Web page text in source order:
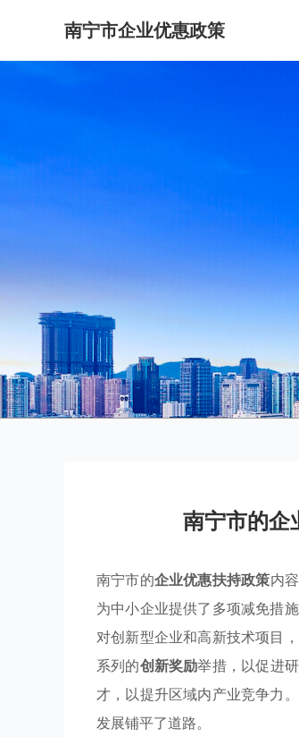
南宁市企业优惠政策
南宁市的企
南宁市的企业优惠扶持政策内
为中小企业提供了多项减免措
对创新型企业和高新技术项目
系列的创新奖励举措，以促进
才，以提升区域内产业竞争力
发展铺平了道路。